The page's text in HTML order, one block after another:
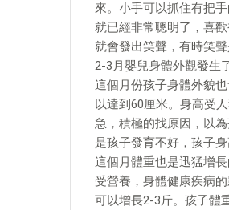
來。小手可以抓住有把
就已經非常聰明了，喜
就會發出笑聲，有時笑
2-3月嬰兒身體外觀發生
這個月份孩子身體外貌
以達到60厘米。身高受
急，積極的找原因，以
是孩子發育不好，孩子
這個月體重也是迅猛增
受營養，身體健康疾病
可以增長2-3斤。孩子體